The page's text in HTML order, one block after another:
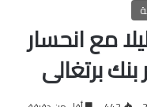
مع انحسار
برتغالى